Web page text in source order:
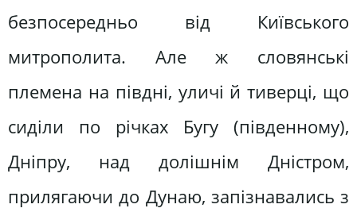
безпосередньо від Київського
митрополита. Але ж словянські
племена на півдні, уличі й тиверці, що
сиділи по річках Бугу (південному),
Дніпру, над долішнім Дністром,
прилягаючи до Дунаю, запізнавались з